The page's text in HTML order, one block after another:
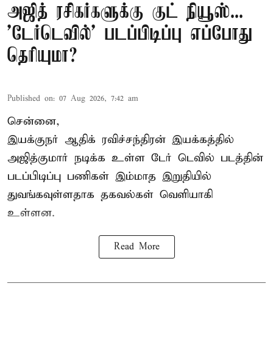
அஜித் ரசிகர்களுக்கு குட் நியூஸ்...
'டேர்டெவில்' படப்பிடிப்பு எப்போது
தெரியுமா?
Published on: 07 Aug 2026, 7:42 am
சென்னை,
இயக்குநர் ஆதிக் ரவிச்சந்திரன் இயக்கத்தில்
அஜித்குமார் நடிக்க உள்ள டேர் டெவில் படத்தின்
படப்பிடிப்பு பணிகள் இம்மாத இறுதியில்
துவங்கவுள்ளதாக தகவல்கள் வெளியாகி
உள்ளன.
Read More